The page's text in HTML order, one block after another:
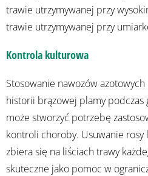
trawie utrzymywanej przy
trawie utrzymywanej przy
Kontrola kulturowa
Stosowanie nawozów
historii brązowej plamy
może stworzyć potrzebę
kontroli choroby. Usuwanie
zbiera się na liściach trawy
skuteczne jako pomoc w